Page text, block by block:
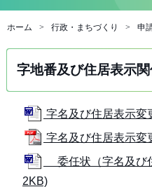
ホーム 行政・まちづくり 申
字地番及び住居表示
字名及び住居表示
字名及び住居表示
委任状（字名及び
2KB)